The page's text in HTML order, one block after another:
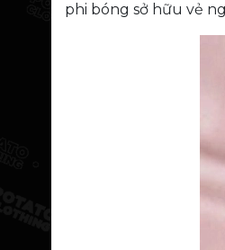
phi bóng sở hữu vẻ